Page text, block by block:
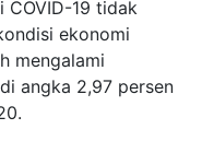
COVID-19 tidak
ekonomi
mengalami
angka 2,97 persen